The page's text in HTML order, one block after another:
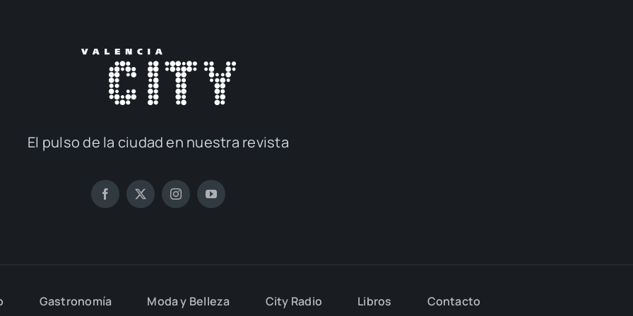
El pul­so de la ciu­dad en nues­tra revis­ta
Gas­tro­no­mía Moda y Belle­za City Radio Libros Con­tac­to